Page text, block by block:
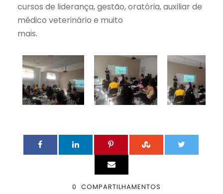
cursos de liderança, gestão, oratória, auxiliar de
médico veterinário e muito
mais.
0 COMPARTILHAMENTOS